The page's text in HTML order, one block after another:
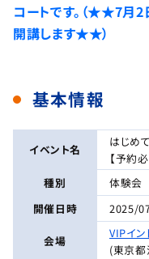
コートです。（★★7月
開講します★★）
基本情報
イベント名
はじめ
【予約必
種別
体験会
開催日時
2025/
会場
VIPイン
(東京